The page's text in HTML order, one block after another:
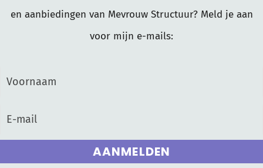
en aanbiedingen van Mevrouw Structuur? Meld je aan
voor mijn e-mails:
AANMELDEN